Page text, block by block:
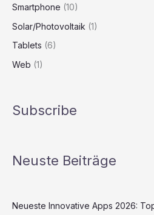
Smartphone (10)
Solar/Photovoltaik (1)
Tablets (6)
Web (1)
Subscribe
Neuste Beiträge
Neueste Innovative Apps 2026: